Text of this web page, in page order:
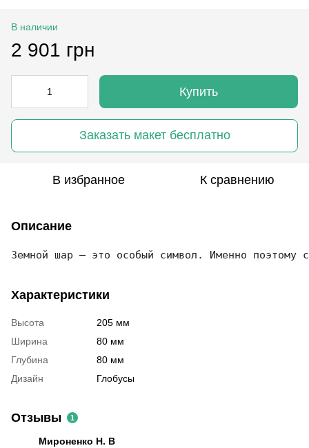
В наличии
2 901 грн
Купить
Заказать макет бесплатно
В избранное К сравнению
Описание
Земной шар – это особый символ. Именно поэтому
Характеристики
Высота
205 мм
Ширина
80 мм
Глубина
80 мм
Дизайн
Глобусы
Отзывы 1
Мироненко Н. В